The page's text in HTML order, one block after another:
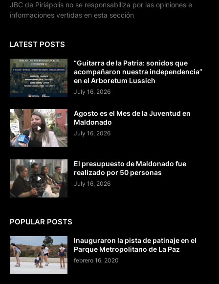
JBC de Piriápolis no se responsabiliza por las opiniones e
informaciones vertidas en esta sección
LATEST POSTS
“Guitarra de la Patria: sonidos que
acompañaron nuestra independencia”
en el Arboretum Lussich
July 16, 2026
Agosto es el Mes de la Juventud en
Maldonado
July 16, 2026
El presupuesto de Maldonado fue
realizado por 50 personas
July 16, 2026
POPULAR POSTS
Inauguraron la pista de patinaje en el
Parque Metropolitano de La Paz
febrero 16, 2020